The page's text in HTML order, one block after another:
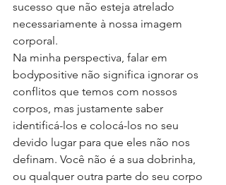
sucesso que não esteja atrelado
necessariamente à nossa imagem
corporal.
Na minha perspectiva, falar em
bodypositive não significa ignorar os
conflitos que temos com nossos
corpos, mas justamente saber
identificá-los e colocá-los no seu
devido lugar para que eles não nos
definam. Você não é a sua dobrinha,
ou qualquer outra parte do seu corpo